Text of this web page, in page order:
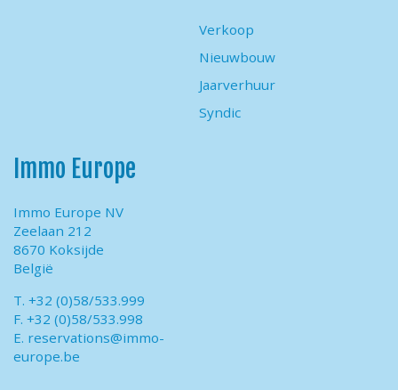
Verkoop
Nieuwbouw
Jaarverhuur
Syndic
Immo Europe
Immo Europe NV
Zeelaan 212
8670 Koksijde
België
T. +32 (0)58/533.999
F. +32 (0)58/533.998
E. reservations@immo-
europe.be